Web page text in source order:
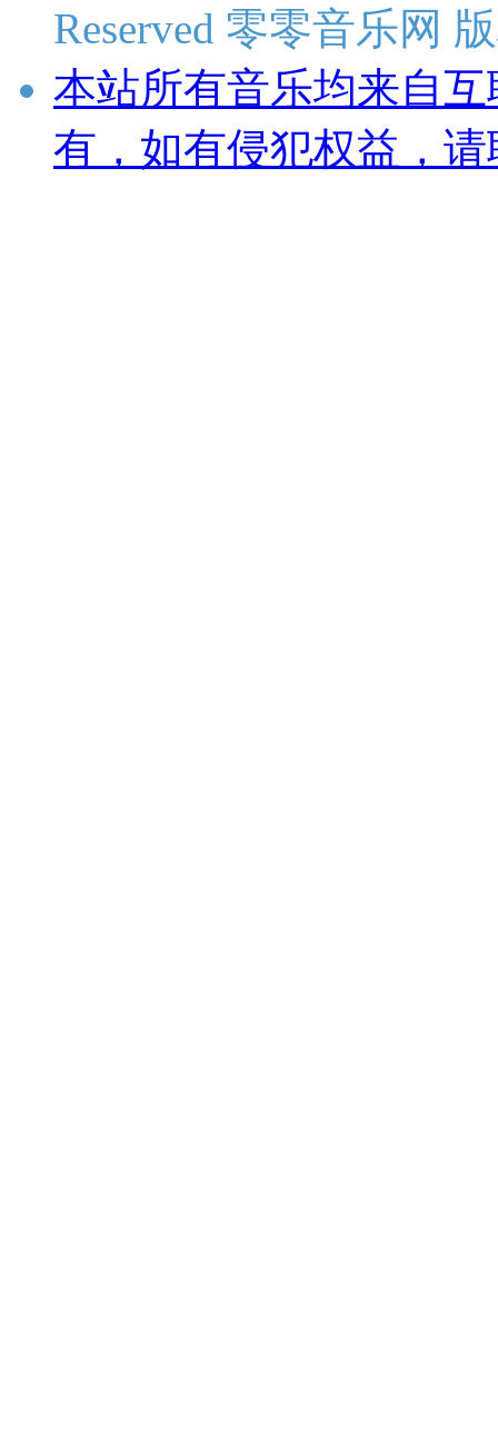
Reserved 零零音乐网
本站所有音乐均来自
有，如有侵犯权益，